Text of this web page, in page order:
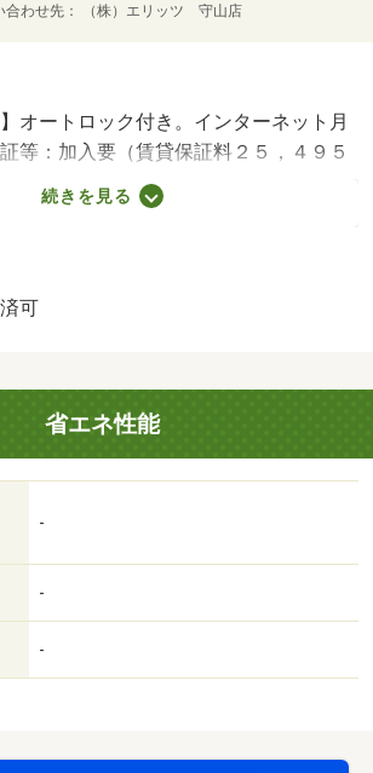
合わせ先 （株）エリッツ 守山店
オートロック付き。インターネット月
等：加入要（賃貸保証料２５，４９５
居サポート９９０円／月・家賃保証料
琵琶湖線の瀬田駅までなんと徒歩１分
放題のお一人様用賃貸マンションで
学まで１５分、滋賀医科大学まで１５
続きを見る
可
省エネ性能
-
-
-